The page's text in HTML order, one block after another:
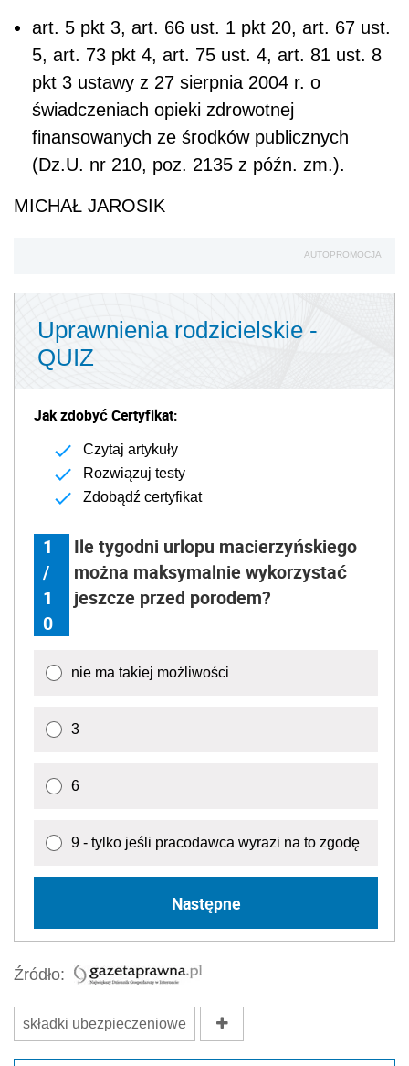
art. 5 pkt 3, art. 66 ust. 1 pkt 20, art. 67 ust.
5, art. 73 pkt 4, art. 75 ust. 4, art. 81 ust. 8
pkt 3 ustawy z 27 sierpnia 2004 r. o
świadczeniach opieki zdrowotnej
finansowanych ze środków publicznych
(Dz.U. nr 210, poz. 2135 z późn. zm.).
MICHAŁ JAROSIK
AUTOPROMOCJA
Uprawnienia rodzicielskie -
QUIZ
Jak zdobyć Certyfikat:
Czytaj artykuły
Rozwiązuj testy
Zdobądź certyfikat
1
/
1
0
Ile tygodni urlopu macierzyńskiego
można maksymalnie wykorzystać
jeszcze przed porodem?
nie ma takiej możliwości
3
6
9 - tylko jeśli pracodawca wyrazi na to zgodę
Następne
Źródło:
składki ubezpieczeniowe